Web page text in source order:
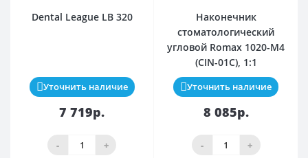
Dental League LB 320
Уточнить наличие
7 719р.
- +
Наконечник
стоматологический
угловой Romax 1020-M4
(CIN-01C), 1:1
Уточнить наличие
8 085р.
- +